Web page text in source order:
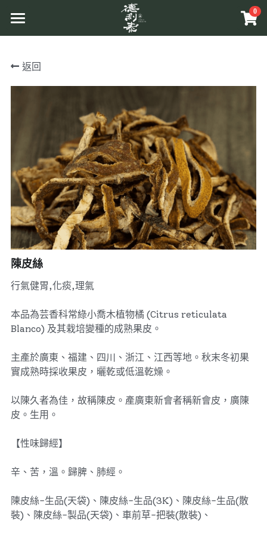
0
首頁
品牌介紹
溯源管理
原相工法
中草藥原料
辛香料植物
原草入茶
原香提味
原相養生
互動體驗
關於活動
更多資訊
相關報導
相關網站
Facebook
搜索
返回
陳皮絲
行氣健胃,化痰,理氣
本品為芸香科常綠小喬木植物橘 (Citrus reticulata
Blanco) 及其栽培變種的成熟果皮。
主產於廣東、福建、四川、浙江、江西等地。秋末冬初果
實成熟時採收果皮，曬乾或低溫乾燥。
以陳久者為佳，故稱陳皮。產廣東新會者稱新會皮，廣陳
皮。生用。
【性味歸經】
辛、苦，溫。歸脾、肺經。
陳皮絲-生品(天袋)、陳皮絲-生品(3K)、陳皮絲-生品(散
裝)、陳皮絲-製品(天袋)、車前草-把裝(散裝)、
×
商品分類
所有商品分類